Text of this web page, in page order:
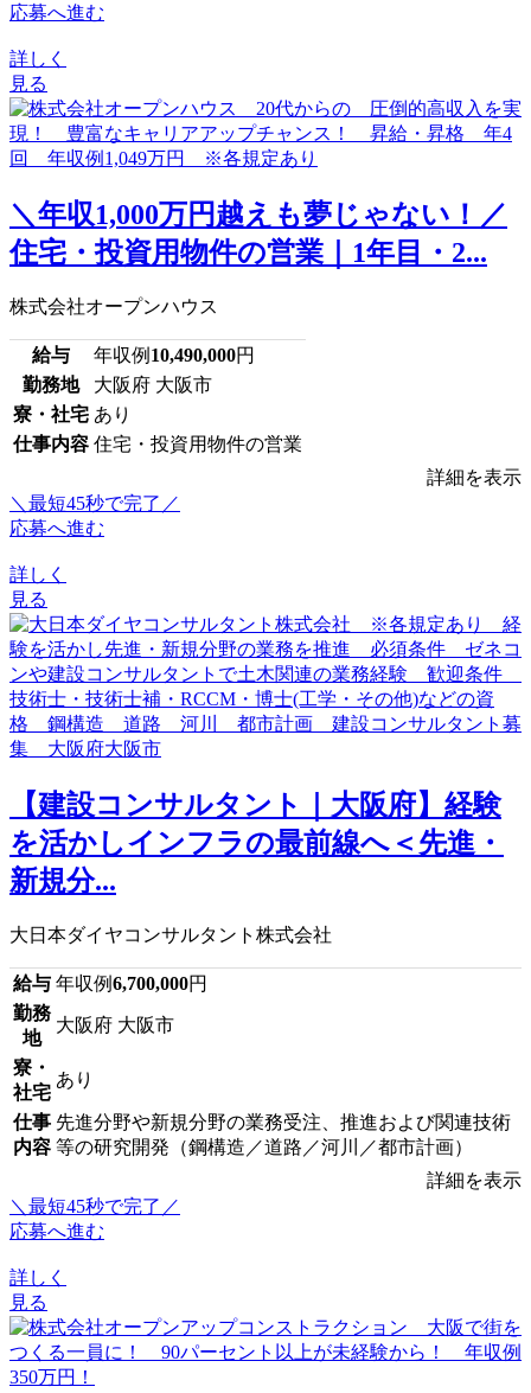
応募へ進む
詳しく
見る
＼年収1,000万円越えも夢じゃない！／
住宅・投資用物件の営業｜1年目・2...
株式会社オープンハウス
給与 年収例 10,490,000円
勤務地
大阪府 大阪市
寮・社宅 あり
仕事内容 住宅・投資用物件の営業
詳細を表示
＼最短45秒で完了／
応募へ進む
詳しく
見る
【建設コンサルタント｜大阪府】経験
を活かしインフラの最前線へ＜先進・
新規分...
大日本ダイヤコンサルタント株式会社
給与 年収例6,700,000円
勤務
地
大阪府 大阪市
寮・
社宅
あり
仕事
内容
先進分野や新規分野の業務受注、推進および関連技術
等の研究開発（鋼構造／道路／河川／都市計画）
詳細を表示
＼最短45秒で完了／
応募へ進む
詳しく
見る